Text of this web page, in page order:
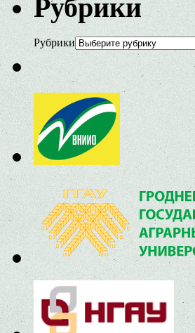
Рубрики
Рубрики